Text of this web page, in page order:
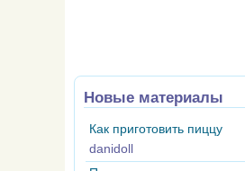
Новые материалы
Как приготовить пиццу
danidoll